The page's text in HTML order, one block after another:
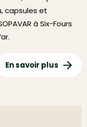
capsules et
à Six-Fours
En savoir plus